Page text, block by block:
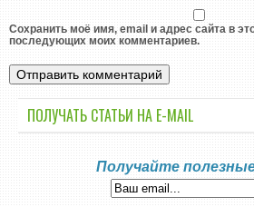
Сохранить моё имя, email и адрес сайта в
последующих моих комментариев.
ПОЛУЧАТЬ СТАТЬИ НА E-MАIL
Получайте